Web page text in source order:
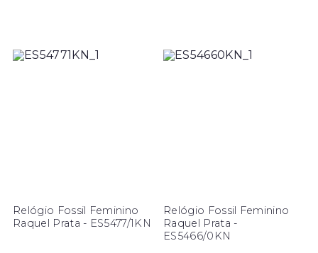
Relógio Fossil Feminino
Raquel Prata - ES5477/1KN
Relógio Fossil Feminino
Raquel Prata -
ES5466/0KN